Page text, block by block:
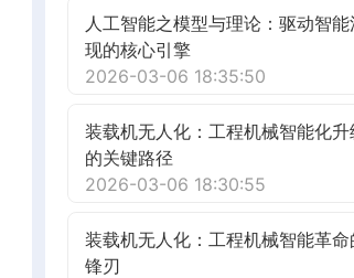
人工智能之模型与理论：驱动智能
现的核心引擎
2026-03-06 18:35:50
装载机无人化：工程机械智能化升
的关键路径
2026-03-06 18:30:55
装载机无人化：工程机械智能革命
锋刃